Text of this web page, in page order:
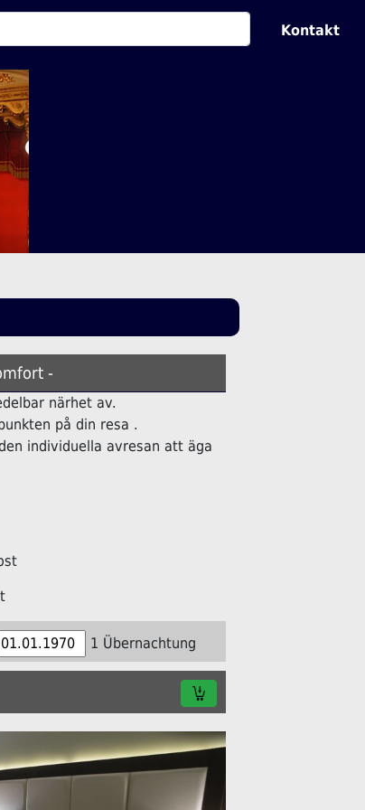
Kontakt
-
närhet av.
på din resa .
individuella avresan att äga
1 Übernachtung